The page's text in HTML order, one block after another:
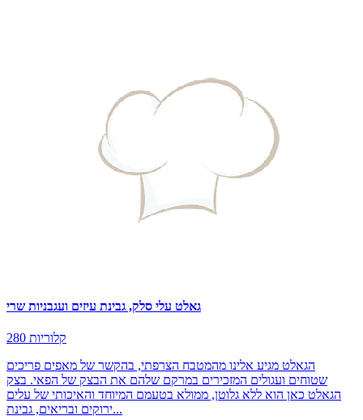
גאלט עלי סלק, גבינת עיזים ועגבניות שרי
280 קלוריות
הגאלט מגיע אלינו מהמטבח הצרפתי, בהקשר של מאפים פריכים
שטוחים ועגולים המזכירים במרקם שלהם את הבצק של הפאי. בצק
הגאלט כאן הוא ללא גלוטן, ממולא בטעמם המיוחד והאיכותי של עלים
ירוקים ובריאים, גבינת...